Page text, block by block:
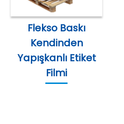
Flekso Baskı
Kendinden
Yapışkanlı Etiket
Filmi